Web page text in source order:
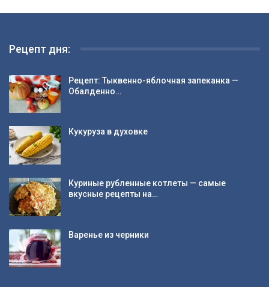
Рецепт дня:
Рецепт: Тыквенно-яблочная запеканка —
Обалденно…
Кукуруза в духовке
Куриные рубленные котлеты — самые
вкусные рецепты на…
Варенье из черники